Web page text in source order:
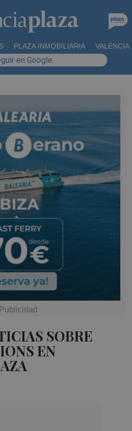
PLAZA INMOBILIARIA VALÈNCIA
en Google
SOBRE
EN